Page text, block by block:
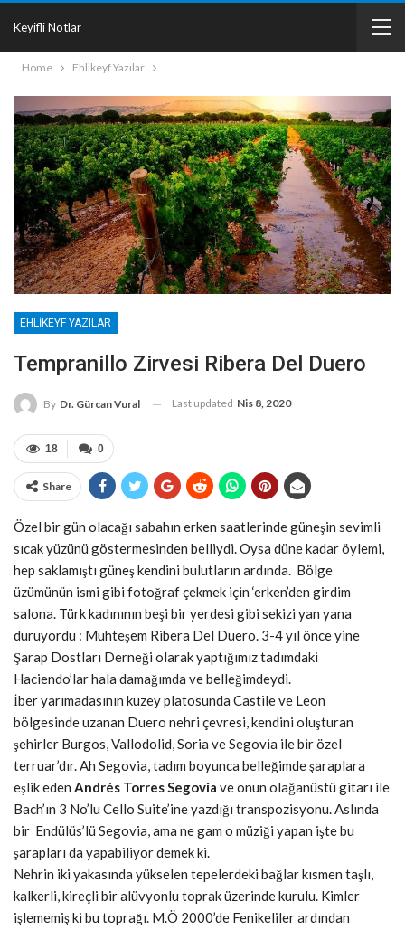
Keyifli Notlar
Home Ehlikeyf Yazılar
EHLIKEYF YAZILAR
Tempranillo Zirvesi Ribera Del Duero
By Dr. Gürcan Vural Last updated Nis 8, 2020
0
18
Share
Özel bir gün olacağı sabahın erken saatlerinde güneşin sevimli
sıcak yüzünü göstermesinden belliydi. Oysa düne kadar öylemi,
hep saklamıştı güneş kendini bulutların ardında. Bölge
üzümünün ismi gibi fotoğraf çekmek için ‘erken’den girdim
salona. Türk kadınının beşi bir yerdesi gibi sekizi yan yana
duruyordu : Muhteşem Ribera Del Duero. 3-4 yıl önce yine
Şarap Dostları Derneği olarak yaptığımız tadımdaki
Haciendo’lar hala damağımda ve belleğimdeydi.
İber yarımadasının kuzey platosunda Castile ve Leon
bölgesinde uzanan Duero nehri çevresi, kendini oluşturan
şehirler Burgos, Vallodolid, Soria ve Segovia ile bir özel
terruar’dır. Ah Segovia, tadım boyunca belleğimde şaraplara
eşlik eden Andrés Torres Segovia ve onun olağanüstü gitarı ile
Bach’ın 3 No’lu Cello Suite’ine yazdığı transpozisyonu. Aslında
bir Endülüs’lü Segovia, ama ne gam o müziği yapan işte bu
şarapları da yapabiliyor demek ki.
Nehrin iki yakasında yükselen tepelerdeki bağlar kısmen taşlı,
kalkerli, kireçli bir alüvyonlu toprak üzerinde kurulu. Kimler
işlememiş ki bu toprağı. M.Ö 2000’de Fenikeliler ardından